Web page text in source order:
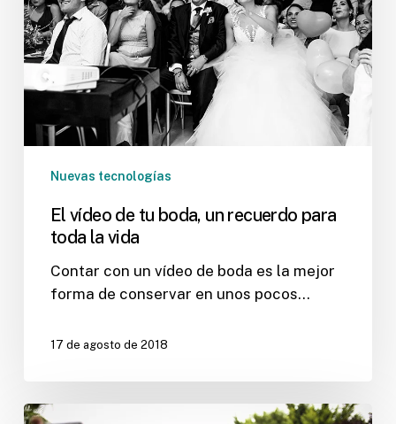
un
recuerdo
para
toda
vida
Nuevas tecnologías
El vídeo de tu boda, un recuerdo para
toda la vida
Contar con un vídeo de boda es la mejor
forma de conservar en unos pocos…
17 de agosto de 2018
Una